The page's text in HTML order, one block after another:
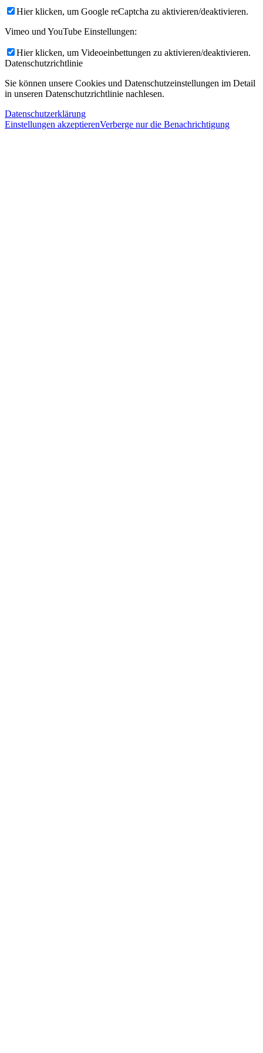
Hier klicken, um Google reCaptcha zu aktivieren/deaktivieren.
Vimeo und YouTube Einstellungen:
Hier klicken, um Videoeinbettungen zu aktivieren/deaktivieren.
Datenschutzrichtlinie
Sie können unsere Cookies und Datenschutzeinstellungen im Detail
in unseren Datenschutzrichtlinie nachlesen.
Datenschutzerklärung
Einstellungen akzeptierenVerberge nur die Benachrichtigung